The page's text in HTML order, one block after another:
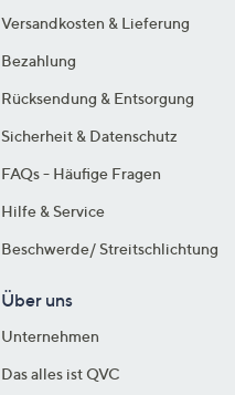
Versandkosten & Lieferung
Bezahlung
Rücksendung & Entsorgung
Sicherheit & Datenschutz
FAQs - Häufige Fragen
Hilfe & Service
Beschwerde/ Streitschlichtung
Über uns
Unternehmen
Das alles ist QVC